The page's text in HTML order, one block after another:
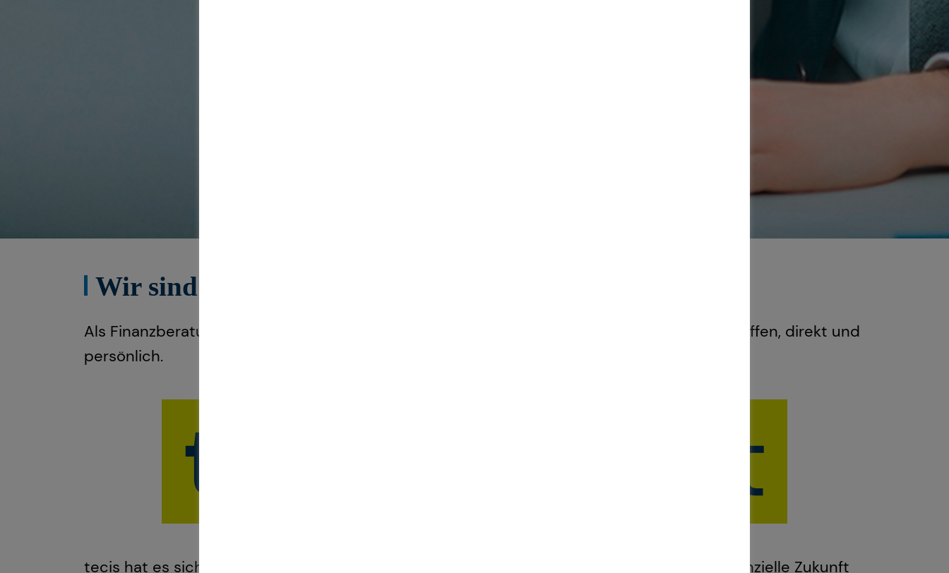
Wir sind teamzukunft
Als Finanzberatung deiner Generation setzen wir auf eine Kommunikation auf Augenhöhe: Offen, direkt und
persönlich.
tecis hat es sich zur Aufgabe gemacht, den nachfolgenden Generationen eine bessere finanzielle Zukunft